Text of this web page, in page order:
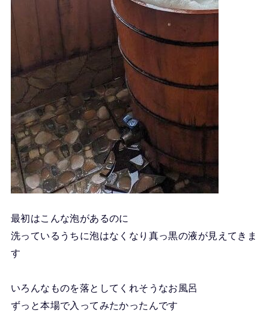
最初はこんな泡があるのに
洗っているうちに泡はなくなり真っ黒の液が見えてきま
す
いろんなものを落としてくれそうなお風呂
ずっと本場で入ってみたかったんです